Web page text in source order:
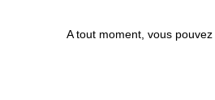
A tout moment, vous